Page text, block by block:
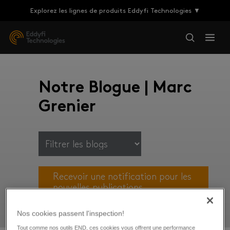
Explorez les lignes de produits Eddyfi Technologies ▼
Notre Blogue | Marc
Grenier
Recevoir une notification pour les
nouvelles publications
Nos cookies passent l'inspection!
Tout comme nos outils END, ces cookies vous offrent une performance